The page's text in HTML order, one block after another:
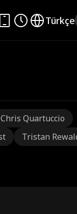
Türkçe
Chris Quartuccio
Tristan